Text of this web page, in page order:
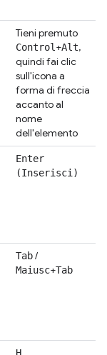
Tieni premuto
Control +Alt,
quindi fai clic
sull'icona a
forma di freccia
accanto al
nome
dell'elemento
Enter
(Inserisci)
Tab/
Maiusc+Tab